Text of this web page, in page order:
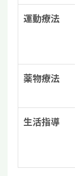
運動療法
薬物療法
生活指導